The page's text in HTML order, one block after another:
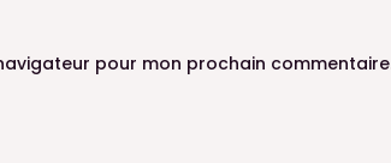
pour mon prochain